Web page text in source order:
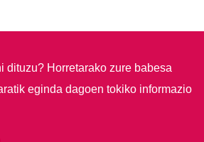
dituzu? Horretarako zure babesa
eginda dagoen tokiko informazio